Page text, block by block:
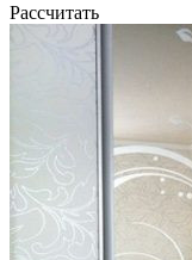
Рассчитать